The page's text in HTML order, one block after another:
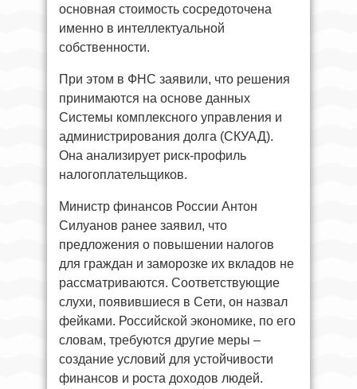
основная стоимость сосредоточена
именно в интеллектуальной
собственности.
При этом в ФНС заявили, что решения
принимаются на основе данных
Системы комплексного управления и
администрирования долга (СКУАД).
Она анализирует риск-профиль
налогоплательщиков.
Министр финансов России Антон
Силуанов ранее заявил, что
предложения о повышении налогов
для граждан и заморозке их вкладов не
рассматриваются. Соответствующие
слухи, появившиеся в Сети, он назвал
фейками. Российской экономике, по его
словам, требуются другие меры –
создание условий для устойчивости
финансов и роста доходов людей.